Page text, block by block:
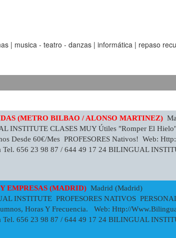
| musica - teatro - danzas | informática | repaso
(METRO BILBAO / ALONSO MARTINEZ)
INSTITUTE CLASES MUY Útiles "romper El
Desde 60€/mes PROFESORES Nativos! Web:
Tel. 656 23 98 87 / 644 49 17 24 BILINGUAL
EMPRESAS (MADRID) Madrid (Madrid)
INSTITUTE PROFESORES NATIVOS
Horas Y Frecuencia. Web: Http://
Tel. 656 23 98 87 / 644 49 17 24 BILINGUAL